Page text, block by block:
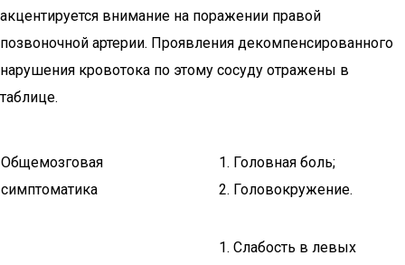
акцентируется внимание на поражении правой
позвоночной артерии. Проявления декомпенсированного
нарушения кровотока по этому сосуду отражены в
таблице.
Общемозговая
симптоматика
Головная боль;
Головокружение.
Слабость в левых